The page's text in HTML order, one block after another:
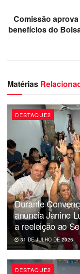
Comissão
benefícios do
Matérias
DESTAQUE2
Durante
anuncia Janine
a reeleição ao
31 DE JULHO DE 2026
DESTAQUE2